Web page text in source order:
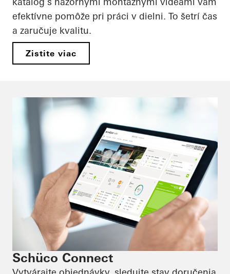
efektívne pomôže pri práci v dielni. To šetrí čas
a zaručuje kvalitu.
Zistite viac
Schüco Connect